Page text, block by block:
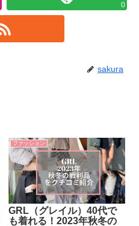
0
sakura
ファッション
GRL（グレイル）40代で
も着れる！2023年秋冬の